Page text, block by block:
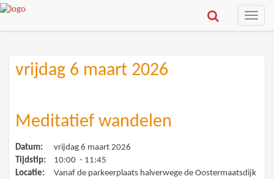
Toggle
vrijdag 6 maart 2026
Meditatief wandelen
Datum:
vrijdag 6 maart 2026
Tijdstip:
10:00 - 11:45
Locatie:
Vanaf de parkeerplaats halverwege de Oostermaatsdijk